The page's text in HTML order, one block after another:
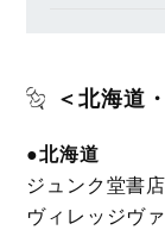
＜北海道
●北海道
ジュンク堂書
ヴィレッジヴ